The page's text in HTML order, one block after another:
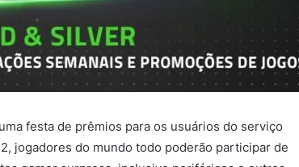
festa de prêmios para os usuários do serviço
jogadores do mundo todo poderão participar de